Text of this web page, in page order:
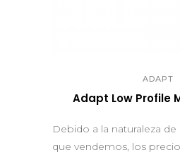
ADAPT
Adapt Low Profile
Debido a la naturaleza
que vendemos, los